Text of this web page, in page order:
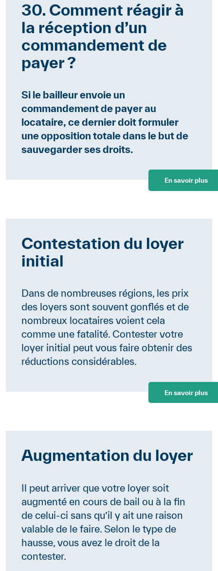
30. Comment réagir à
la réception d’un
commandement de
payer ?
Si le bailleur envoie un
commandement de payer au
locataire, ce dernier doit formuler
une opposition totale dans le but de
sauvegarder ses droits.
En savoir plus
Contestation du loyer
initial
Dans de nombreuses régions, les prix
des loyers sont souvent gonflés et de
nombreux locataires voient cela
comme une fatalité. Contester votre
loyer initial peut vous faire obtenir des
réductions considérables.
En savoir plus
Augmentation du loyer
Il peut arriver que votre loyer soit
augmenté en cours de bail ou à la fin
de celui-ci sans qu’il y ait une raison
valable de le faire. Selon le type de
hausse, vous avez le droit de la
contester.